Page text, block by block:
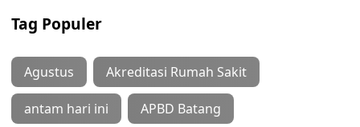
Tag Populer
Agustus Akreditasi Rumah Sakit
antam hari ini APBD Batang